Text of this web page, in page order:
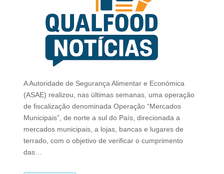
A Autoridade de Segurança Alimentar e Económica
(ASAE) realizou, nas últimas semanas, uma operação
de fiscalização denominada Operação “Mercados
Municipais”, de norte a sul do País, direcionada a
mercados municipais, a lojas, bancas e lugares de
terrado, com o objetivo de verificar o cumprimento
das…